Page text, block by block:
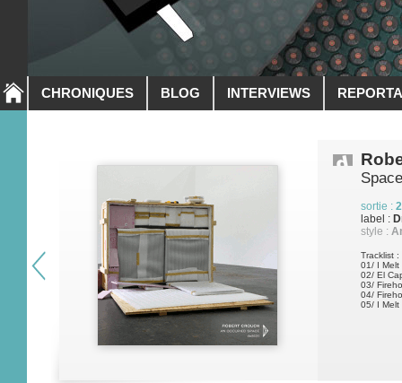
CHRONIQUES BLOG INTERVIEWS
Space
sortie :
label :
style :
Tracklist :
01/ I Melt
02/ El
03/
04/
05/ I Melt